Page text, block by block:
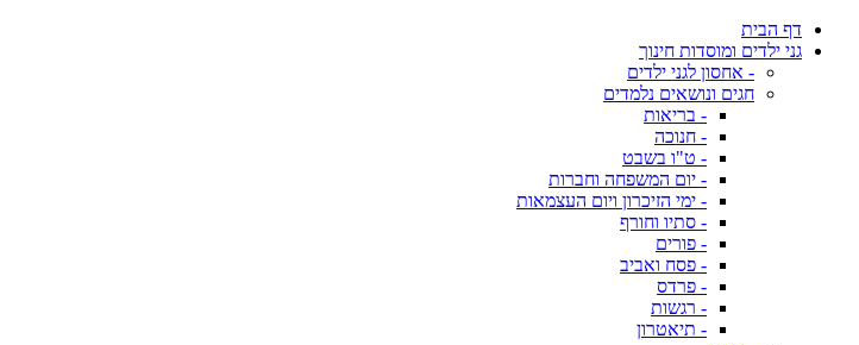
דף הבית
גני ילדים ומוסדות חינוך
- אחסון לגני ילדים
חגים ונושאים נלמדים
- בריאות
- חנוכה
- ט"ו בשבט
- יום המשפחה וחברות
- ימי הזיכרון ויום העצמאות
- סתיו וחורף
- פורים
- פסח ואביב
- פרדס
- רגשות
- תיאטרון